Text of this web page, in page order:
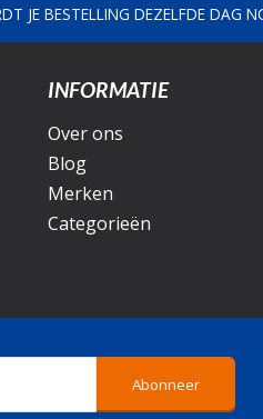
JE BESTELLING DEZELFDE DAG
INFORMATIE
Over ons
Blog
Merken
Categorieën
Abonneer